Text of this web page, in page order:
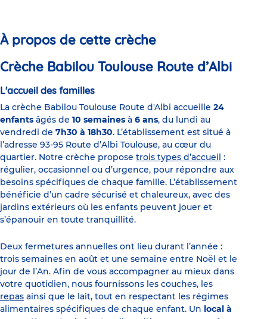
À propos de cette crèche
Crèche Babilou Toulouse Route d’Albi
L'accueil des familles
La crèche Babilou Toulouse Route d'Albi accueille 24
enfants âgés de 10 semaines à 6 ans, du lundi au
vendredi de 7h30 à 18h30. L’établissement est situé à
l’adresse 93-95 Route d’Albi Toulouse, au cœur du
quartier. Notre crèche propose trois types d’accueil :
régulier, occasionnel ou d’urgence, pour répondre aux
besoins spécifiques de chaque famille. L’établissement
bénéficie d’un cadre sécurisé et chaleureux, avec des
jardins extérieurs où les enfants peuvent jouer et
s’épanouir en toute tranquillité.
Deux fermetures annuelles ont lieu durant l’année :
trois semaines en août et une semaine entre Noël et le
jour de l’An. Afin de vous accompagner au mieux dans
votre quotidien, nous fournissons les couches, les
repas ainsi que le lait, tout en respectant les régimes
alimentaires spécifiques de chaque enfant. Un local à